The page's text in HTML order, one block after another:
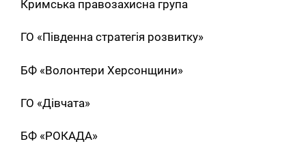
Кримська правозахисна група
ГО «Південна стратегія розвитку»
БФ «Волонтери Херсонщини»
ГО «Дівчата»
БФ «РОКАДА»